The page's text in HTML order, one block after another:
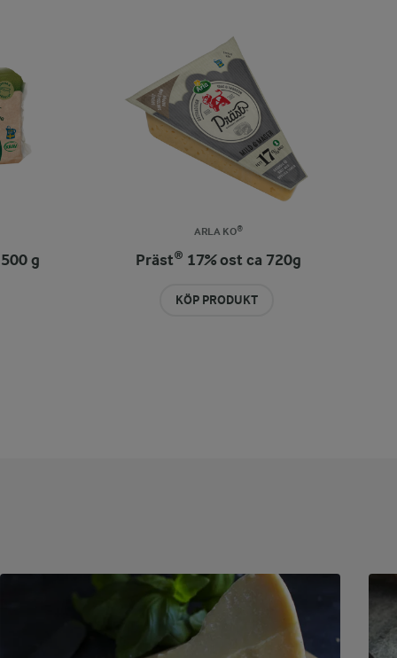
g
ARLA KO®
Präst® 17% ost ca 720g
KÖP PRODUKT